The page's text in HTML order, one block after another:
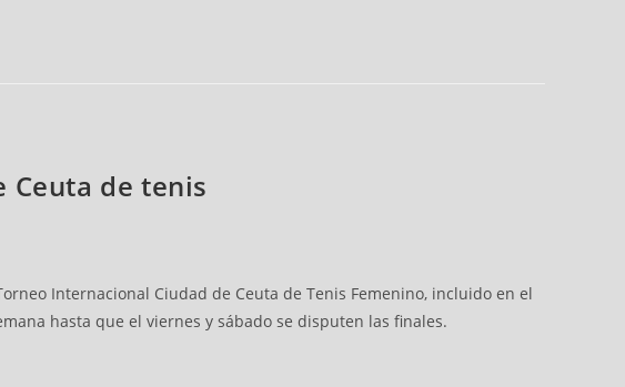
Ceuta de tenis
Internacional Ciudad de Ceuta de Tenis Femenino, incluido en el
hasta que el viernes y sábado se disputen las finales.